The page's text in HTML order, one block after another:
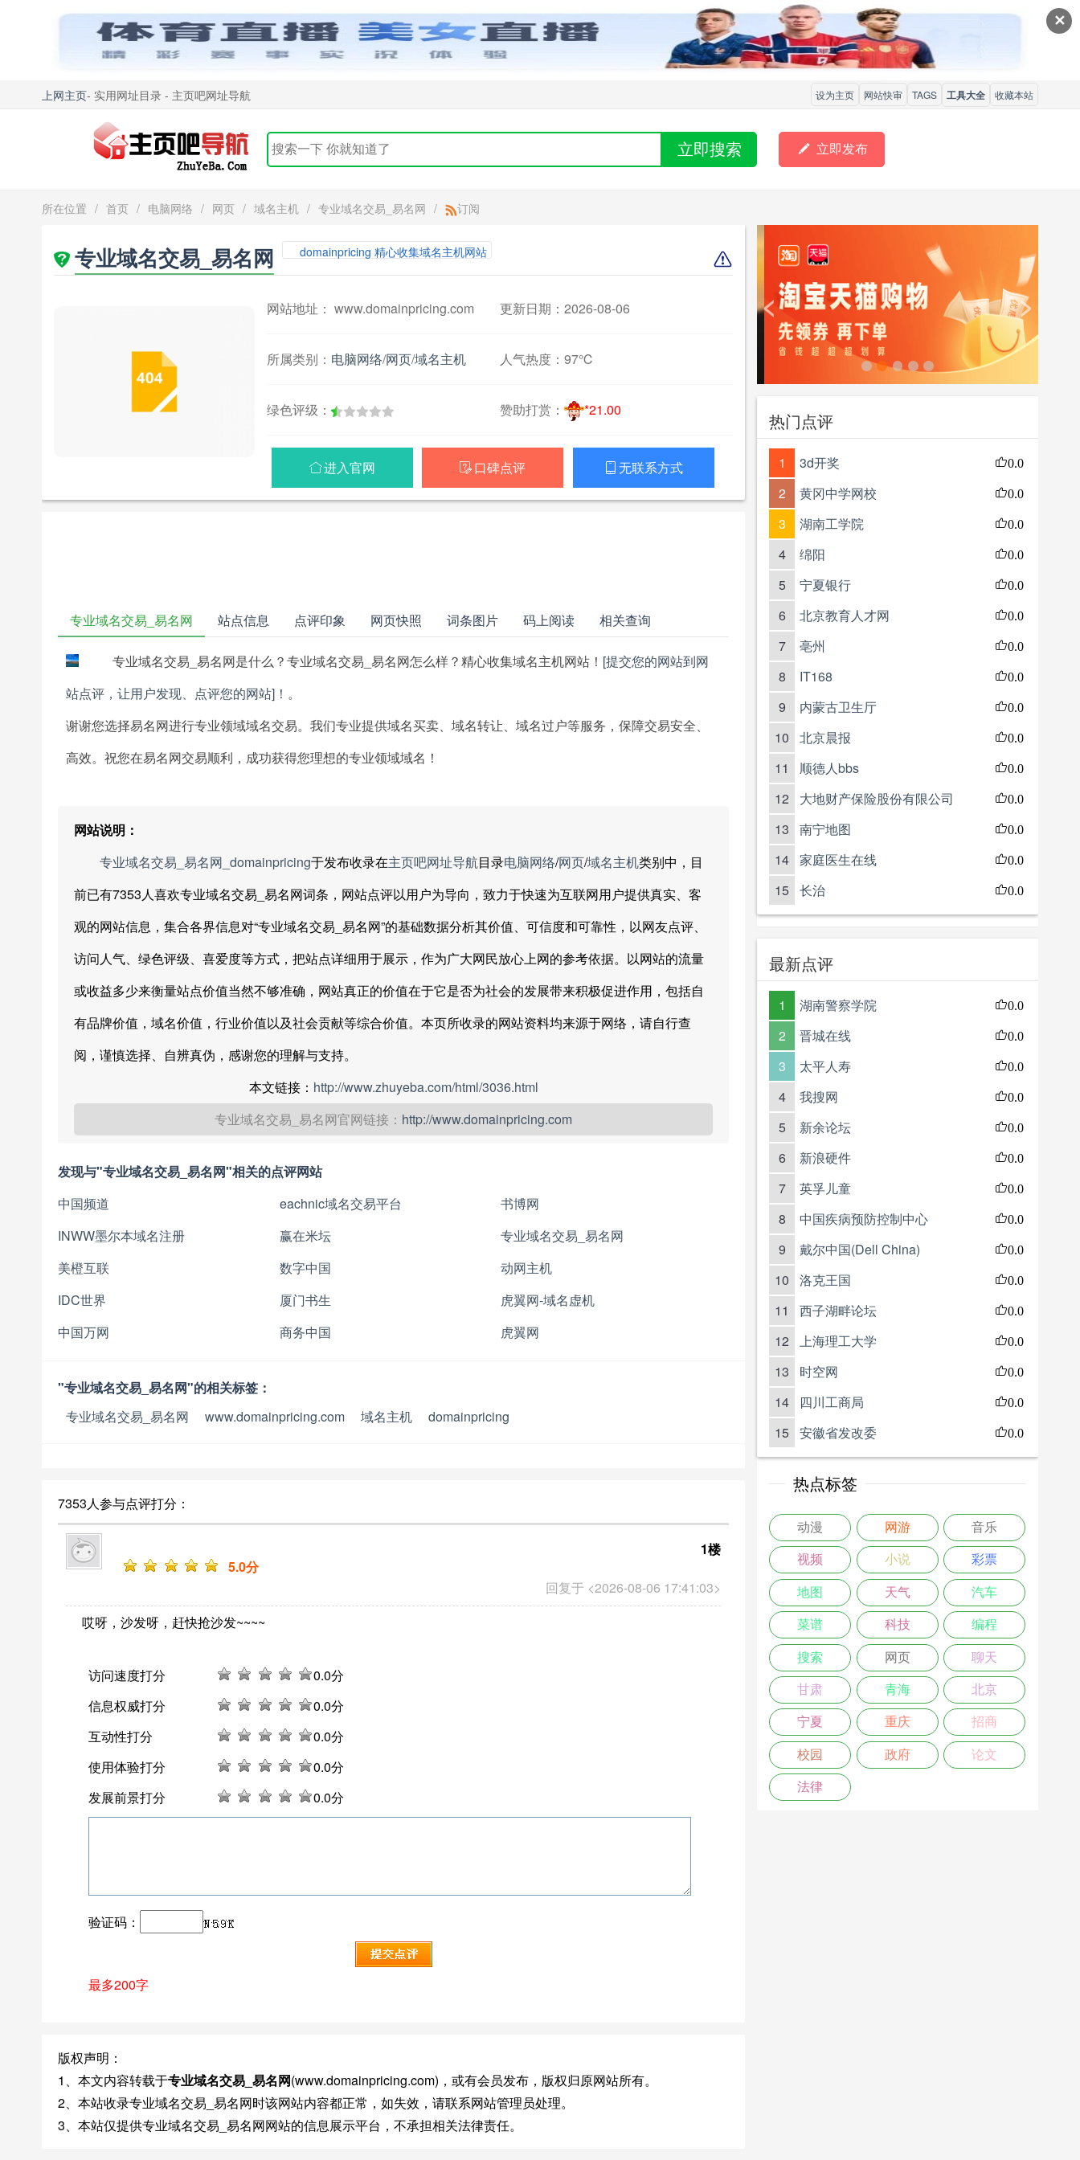
✕
上网主页- 实用网址目录 - 主页吧网址导航 设为主页 网站快审 TAGS 工具大全 收藏本站
立即搜索  立即发布
所在位置 / 首页 / 电脑网络 / 网页 / 域名主机 / 专业域名交易_易名网 / 订阅
专业域名交易_易名网 domainpricing 精心收集域名主机网站
网站地址： www.domainpricing.com 更新日期：2026-08-06
所属类别： 电脑网络/网页/域名主机 人气热度： 97℃
绿色评级： 赞助打赏： *21.00
进入官网  口碑点评  无联系方式
专业域名交易_易名网 站点信息 点评印象 网页快照 词条图片 码上阅读 相关查询
专业域名交易_易名网是什么？专业域名交易_易名网怎么样？精心收集域名主机网站！ [提交您的网站到网
站点评，让用户发现、点评您的网站]！ 。
谢谢您选择易名网进行专业领域域名交易。我们专业提供域名买卖、域名转让、域名过户等服务，保障交易安全、
高效。祝您在易名网交易顺利，成功获得您理想的专业领域域名！
网站说明：
专业域名交易_易名网_domainpricing于发布收录在主页吧网址导航目录电脑网络/网页/域名主机类别中，目
前已有7353人喜欢专业域名交易_易名网词条，网站点评以用户为导向，致力于快速为互联网用户提供真实、客
观的网站信息，集合各界信息对“专业域名交易_易名网”的基础数据分析其价值、可信度和可靠性，以网友点评、
访问人气、绿色评级、喜爱度等方式，把站点详细用于展示，作为广大网民放心上网的参考依据。以网站的流量
或收益多少来衡量站点价值当然不够准确，网站真正的价值在于它是否为社会的发展带来积极促进作用，包括自
有品牌价值，域名价值，行业价值以及社会贡献等综合价值。本页所收录的网站资料均来源于网络，请自行查
阅，谨慎选择、自辨真伪，感谢您的理解与支持。
本文链接： http://www.zhuyeba.com/html/3036.html
专业域名交易_易名网官网链接： http://www.domainpricing.com
发现与"专业域名交易_易名网"相关的点评网站
中国频道
eachnic域名交易平台
书博网
INWW墨尔本域名注册
赢在米坛
专业域名交易_易名网
美橙互联
数字中国
动网主机
IDC世界
厦门书生
虎翼网-域名虚机
中国万网
商务中国 虎翼网
"专业域名交易_易名网"的相关标签：
专业域名交易_易名网
www.domainpricing.com 域名主机 domainpricing
7353人参与点评打分：
回复于 <2026-08-06 17:41:03>
1楼
5.0分
哎呀，沙发呀，赶快抢沙发~~~~
访问速度打分 0.0分
信息权威打分
0.0分
互动性打分
0.0分
使用体验打分
0.0分
发展前景打分
0.0分
验证码：
最多200字
版权声明：
1、本文内容转载于专业域名交易_易名网(www.domainpricing.com)，或有会员发布，版权归原网站所有。
2、本站收录专业域名交易_易名网时该网站内容都正常，如失效，请联系网站管理员处理。
3、本站仅提供专业域名交易_易名网网站的信息展示平台，不承担相关法律责任。
< >
热门点评
1 3d开奖 0.0
2 黄冈中学网校 0.0
3 湖南工学院 0.0
4 绵阳 0.0
5 宁夏银行 0.0
6 北京教育人才网 0.0
7 亳州 0.0
8 IT168 0.0
9 内蒙古卫生厅 0.0
10 北京晨报 0.0
11 顺德人bbs 0.0
12 大地财产保险股份有限公司 0.0
13 南宁地图 0.0
14 家庭医生在线 0.0
15 长治 0.0
最新点评
1 湖南警察学院 0.0
2 晋城在线 0.0
3 太平人寿 0.0
4 我搜网 0.0
5 新余论坛 0.0
6 新浪硬件 0.0
7 英孚儿童 0.0
8 中国疾病预防控制中心 0.0
9 戴尔中国(Dell China) 0.0
10 洛克王国 0.0
11 西子湖畔论坛 0.0
12 上海理工大学 0.0
13 时空网 0.0
14 四川工商局 0.0
15 安徽省发改委 0.0
热点标签
动漫 网游 音乐
视频 小说 彩票
地图 天气 汽车
菜谱 科技 编程
搜索 网页 聊天
甘肃 青海 北京
宁夏 重庆 招商
校园 政府 论文
法律